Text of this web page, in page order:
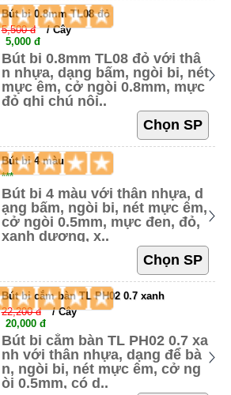
Bút bi 0.8mm TL08 đỏ
5,500 đ
/ Cây
5,000 đ
Bút bi 0.8mm TL08 đỏ với thâ
n nhựa, dạng bấm, ngòi bi, nét
mực êm, cở ngòi 0.8mm, mực
đỏ ghi chú nội..
Bút bi 4 màu
***
Bút bi 4 màu với thân nhựa, d
ạng bấm, ngòi bi, nét mực êm,
cở ngòi 0.5mm, mực đen, đỏ,
xanh dương, x..
Bút bi cắm bàn TL PH02 0.7 xanh
22,200 đ
/ Cây
20,000 đ
Bút bi cắm bàn TL PH02 0.7 xa
nh với thân nhựa, dạng để bà
n, ngòi bi, nét mực êm, cở ng
òi 0.5mm, có d..